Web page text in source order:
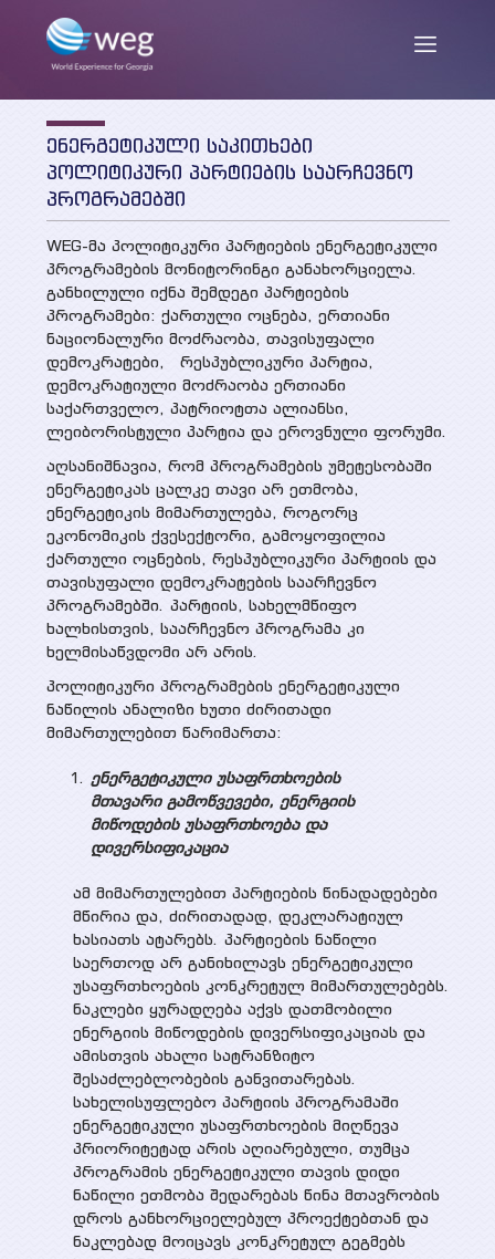
ENG / GEO
ჩვენ შესახებ
მისია და მიზნები
საქმიანობა
თანამშრომლები
პარტნიორები და დონორები
სიახლეები
პუბლიკაციები
კვლევის ანგარიშები
სხვადასხვა პუბლიკაცია
პრეზენტაციები
პროექტები
მიმდინარე
დასრულებული
მედია
ვიდეო გალერეა
WEG მედიაში
ღონისძიებები
კონტაქტი
ენერგეტიკული საკითხები
პოლიტიკური პარტიების საარჩევნო
პროგრამებში
WEG-მა პოლიტიკური პარტიების ენერგეტიკული
პროგრამების მონიტორინგი განახორციელა.
განხილული იქნა შემდეგი პარტიების
პროგრამები: ქართული ოცნება, ერთიანი
ნაციონალური მოძრაობა, თავისუფალი
დემოკრატები, რესპუბლიკური პარტია,
დემოკრატიული მოძრაობა ერთიანი
საქართველო, პატრიოტთა ალიანსი,
ლეიბორისტული პარტია და ეროვნული ფორუმი.
აღსანიშნავია, რომ პროგრამების უმეტესობაში
ენერგეტიკას ცალკე თავი არ ეთმობა,
ენერგეტიკის მიმართულება, როგორც
ეკონომიკის ქვესექტორი, გამოყოფილია
ქართული ოცნების, რესპუბლიკური პარტიის და
თავისუფალი დემოკრატების საარჩევნო
პროგრამებში. პარტიის, სახელმწიფო
ხალხისთვის, საარჩევნო პროგრამა კი
ხელმისაწვდომი არ არის.
პოლიტიკური პროგრამების ენერგეტიკული
ნაწილის ანალიზი ხუთი ძირითადი
მიმართულებით წარიმართა:
ენერგეტიკული უსაფრთხოების
მთავარი გამოწვევები, ენერგიის
მიწოდების უსაფრთხოება და
დივერსიფიკაცია
ამ მიმართულებით პარტიების წინადადებები
მწირია და, ძირითადად, დეკლარატიულ
ხასიათს ატარებს. პარტიების ნაწილი
საერთოდ არ განიხილავს ენერგეტიკული
უსაფრთხოების კონკრეტულ მიმართულებებს.
ნაკლები ყურადღება აქვს დათმობილი
ენერგიის მიწოდების დივერსიფიკაციას და
ამისთვის ახალი სატრანზიტო
შესაძლებლობების განვითარებას.
სახელისუფლებო პარტიის პროგრამაში
ენერგეტიკული უსაფრთხოების მიღწევა
პრიორიტეტად არის აღიარებული, თუმცა
პროგრამის ენერგეტიკული თავის დიდი
ნაწილი ეთმობა შედარებას წინა მთავრობის
დროს განხორციელებულ პროექტებთან და
ნაკლებად მოიცავს კონკრეტულ გეგმებს